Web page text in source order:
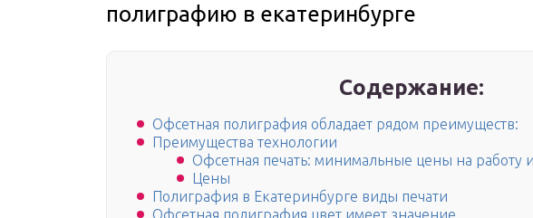
полиграфию в екатеринбурге
Содержание:
Офсетная полиграфия обладает рядом преимуществ:
Преимущества технологии
Офсетная печать: минимальные цены на работу
Цены
Полиграфия в Екатеринбурге виды печати
Офсетная полиграфия цвет имеет значение